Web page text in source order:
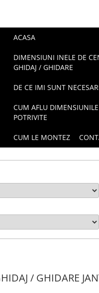
ACASA
DIMENSIUNI INELE DE
GHIDAJ / GHIDARE
DE CE IMI SUNT
CUM AFLU DIMENSIUNILE
POTRIVITE
CUM LE MONTEZ
/ GHIDARE